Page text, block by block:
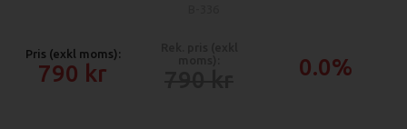
Pris (exkl moms):
790 0.0%